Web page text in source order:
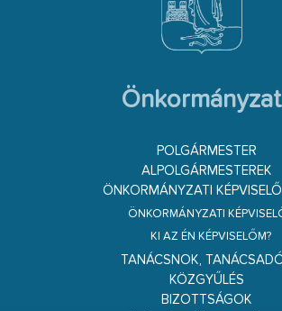
Önkormányzat
POLGÁRMESTER
ALPOLGÁRMESTEREK
ÖNKORMÁNYZATI
ÖNKORMÁNYZATI
KI AZ ÉN KÉPVISELŐM?
TANÁCSNOK,
KÖZGYŰLÉS
BIZOTTSÁGOK